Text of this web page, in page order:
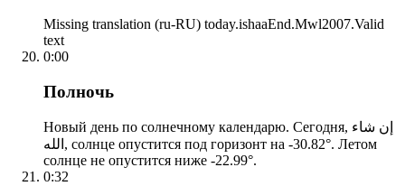
Missing translation (ru-RU) today.ishaaEnd.Mwl2007.Valid
text
0:00
Полночь
Новый день по солнечному календарю. Сегодня, إن شاء
الله, солнце опустится под горизонт на -30.82°. Летом
солнце не опустится ниже -22.99°.
0:32